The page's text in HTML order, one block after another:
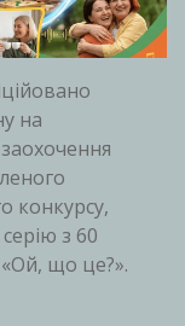
на
конкурсу,
з 60
що це?».